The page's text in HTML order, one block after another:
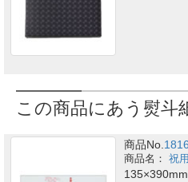
この商品にあう熨斗
商品No.
祝
135×390mm